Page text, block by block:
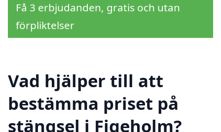
Få 3 erbjudanden, gratis och utan
förpliktelser
Vad hjälper till att
bestämma priset på
stängsel i Figeholm?